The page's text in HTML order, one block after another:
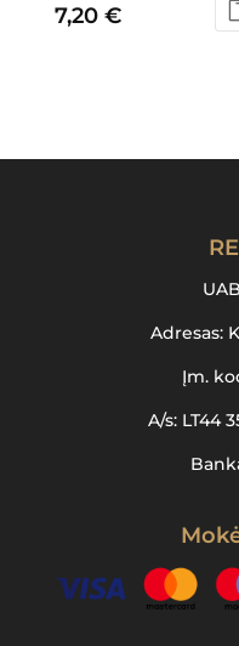
7,20 €
Adresas:
Įm.
A/s: LT44